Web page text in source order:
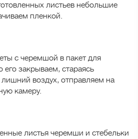
листьев небольшие
пленкой.
с черемшой в пакет для
закрываем, стараясь
воздух, отправляем на
камеру.
листья черемши и стебельки